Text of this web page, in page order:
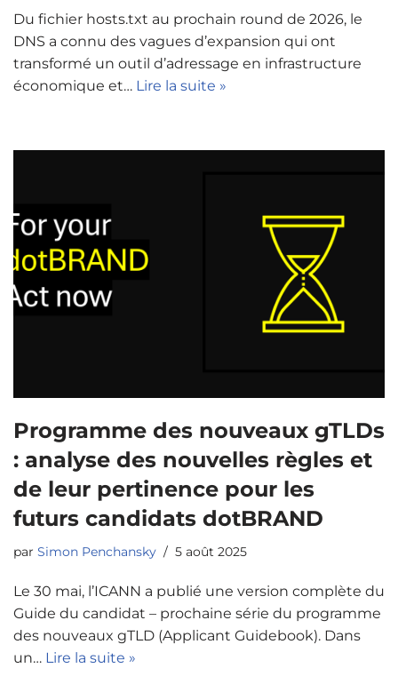
Du fichier hosts.txt au prochain round de 2026, le
DNS a connu des vagues d’expansion qui ont
transformé un outil d’adressage en infrastructure
économique et… Lire la suite »
Programme des nouveaux gTLDs
: analyse des nouvelles règles et
de leur pertinence pour les
futurs candidats dotBRAND
par Simon Penchansky 5 août 2025
Le 30 mai, l’ICANN a publié une version complète du
Guide du candidat – prochaine série du programme
des nouveaux gTLD (Applicant Guidebook). Dans
un… Lire la suite »